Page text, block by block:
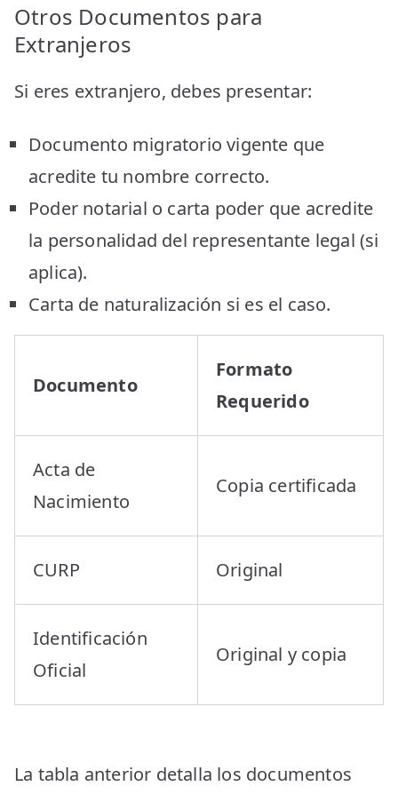
Otros Documentos para
Extranjeros
Si eres extranjero, debes presentar:
Documento migratorio vigente que
acredite tu nombre correcto.
Poder notarial o carta poder que acredite
la personalidad del representante legal (si
aplica).
Carta de naturalización si es el caso.
Documento
Formato
Requerido
Acta de
Nacimiento
Copia certificada
CURP Original
Identificación
Oficial
Original y copia
La tabla anterior detalla los documentos